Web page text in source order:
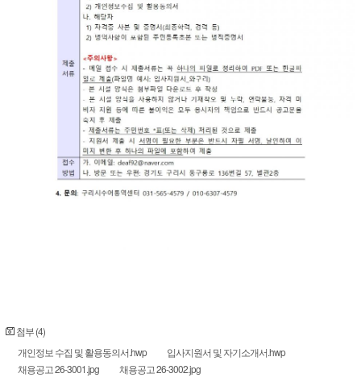
첨부 (4)
개인정보 수집 및 활용동의서.hwp
입사지원서 및 자기소개서.hwp
채용공고 26-3001.jpg
채용공고 26-3002.jpg